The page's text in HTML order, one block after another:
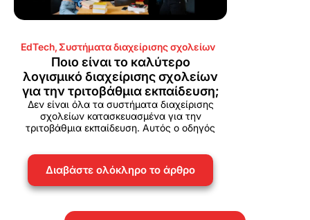
EdTech,Συστήματα διαχείρισης σχολείων
Ποιο είναι το καλύτερο
λογισμικό διαχείρισης σχολείων
για την τριτοβάθμια εκπαίδευση;
Δεν είναι όλα τα συστήματα διαχείρισης
σχολείων κατασκευασμένα για την
τριτοβάθμια εκπαίδευση. Αυτός ο οδηγός
Διαβάστε ολόκληρο το άρθρο